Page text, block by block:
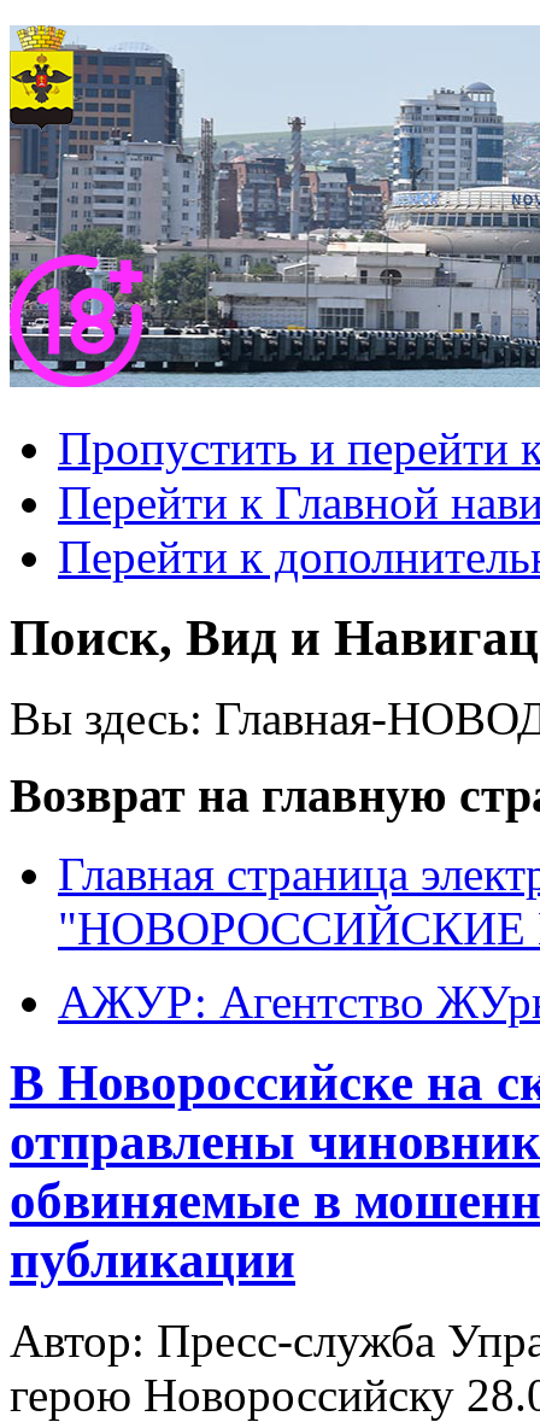
Пропустить и перейти
Перейти к Главной
Перейти к
Поиск, Вид и
Вы здесь: Главная-
Возврат на главную
Главная страница
"НОВОРОССИЙСКИЕ
АЖУР: Агентство
В Новороссийске на
отправлены
обвиняемые в
публикации
Автор: Пресс-служба
герою Новороссийску